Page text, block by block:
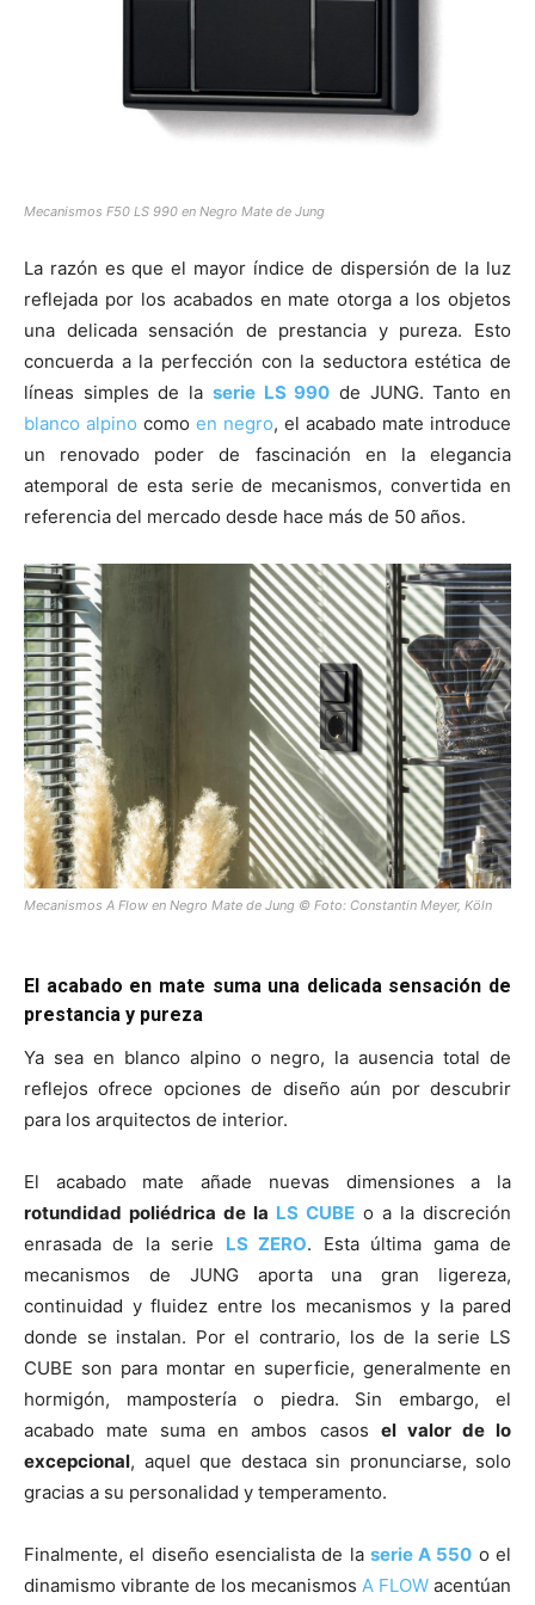
Mecanismos F50 LS 990 en Negro Mate de Jung
La razón es que el mayor índice de dispersión de la luz
reflejada por los acabados en mate otorga a los objetos
una delicada sensación de prestancia y pureza. Esto
concuerda a la perfección con la seductora estética de
líneas simples de la serie LS 990 de JUNG. Tanto en
blanco alpino como en negro, el acabado mate introduce
un renovado poder de fascinación en la elegancia
atemporal de esta serie de mecanismos, convertida en
referencia del mercado desde hace más de 50 años.
Mecanismos A Flow en Negro Mate de Jung © Foto: Constantin Meyer, Köln
El acabado en mate suma una delicada sensación de
prestancia y pureza
Ya sea en blanco alpino o negro, la ausencia total de
reflejos ofrece opciones de diseño aún por descubrir
para los arquitectos de interior.
El acabado mate añade nuevas dimensiones a la
rotundidad poliédrica de la LS CUBE o a la discreción
enrasada de la serie LS ZERO. Esta última gama de
mecanismos de JUNG aporta una gran ligereza,
continuidad y fluidez entre los mecanismos y la pared
donde se instalan. Por el contrario, los de la serie LS
CUBE son para montar en superficie, generalmente en
hormigón, mampostería o piedra. Sin embargo, el
acabado mate suma en ambos casos el valor de lo
excepcional, aquel que destaca sin pronunciarse, solo
gracias a su personalidad y temperamento.
Finalmente, el diseño esencialista de la serie A 550 o el
dinamismo vibrante de los mecanismos A FLOW acentúan